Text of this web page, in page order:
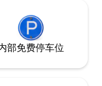
部免费停车位